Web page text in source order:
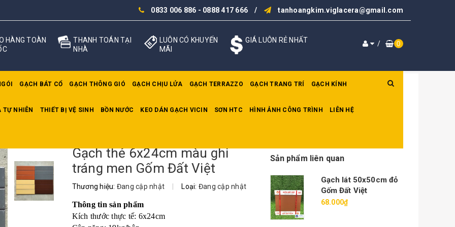
0833 006 886 - 0888 417 666 / tanhoangkim.viglacera@gmail.com
HÀNG TOÀN
THANH TOÁN TẠI
NHÀ
LUÔN CÓ KHUYẾN
MÃI
GIÁ LUÔN RẺ NHẤT / 0
GẠCH BÁT CỔ GẠCH THÔNG GIÓ GẠCH CHỊU LỬA GẠCH TERRAZZO GẠCH TRANG TRÍ GẠCH KÍNH
TỰ NHIÊN THIẾT BỊ VỆ SINH BỒN NƯỚC KEO DÁN GẠCH VICIN SƠN HTC HÌNH ẢNH CÔNG TRÌNH LIÊN HỆ
thẻ 6x24cm màu ghi tráng men Gốm Đất Việt
Gạch thẻ 6x24cm màu ghi
tráng men Gốm Đất Việt
Thương hiệu: Đang cập nhật Loại: Đang cập nhật
Thông tin sản phẩm
Kích thước thực tế: 6x24cm
Sản phẩm liên quan
Gạch lát 50x50cm đỏ
Gốm Đất Việt
68.000₫